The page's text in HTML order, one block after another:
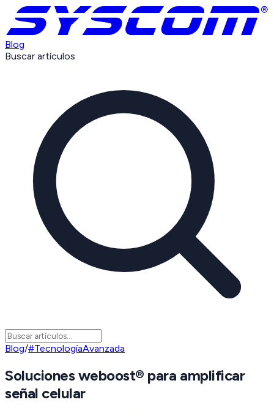
Blog
Buscar artículos
Blog/#TecnologíaAvanzada
Soluciones weboost® para amplificar
señal celular